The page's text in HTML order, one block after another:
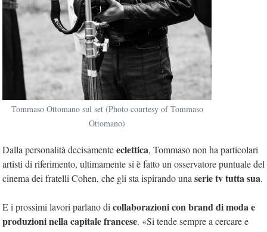
Tommaso Ottomano sul set (Photo courtesy of Tommaso
Ottomano)
Dalla personalità decisamenteeclettica, Tommaso non ha particolari
artisti di riferimento, ultimamente si è fatto un osservatore puntuale del
cinema dei fratelli Cohen, che gli sta ispirando unaserie tv tutta sua.
E i prossimi lavori parlano dicollaborazioni con brand di moda e
produzioni nella capitale francese. «Si tende sempre a cercare e